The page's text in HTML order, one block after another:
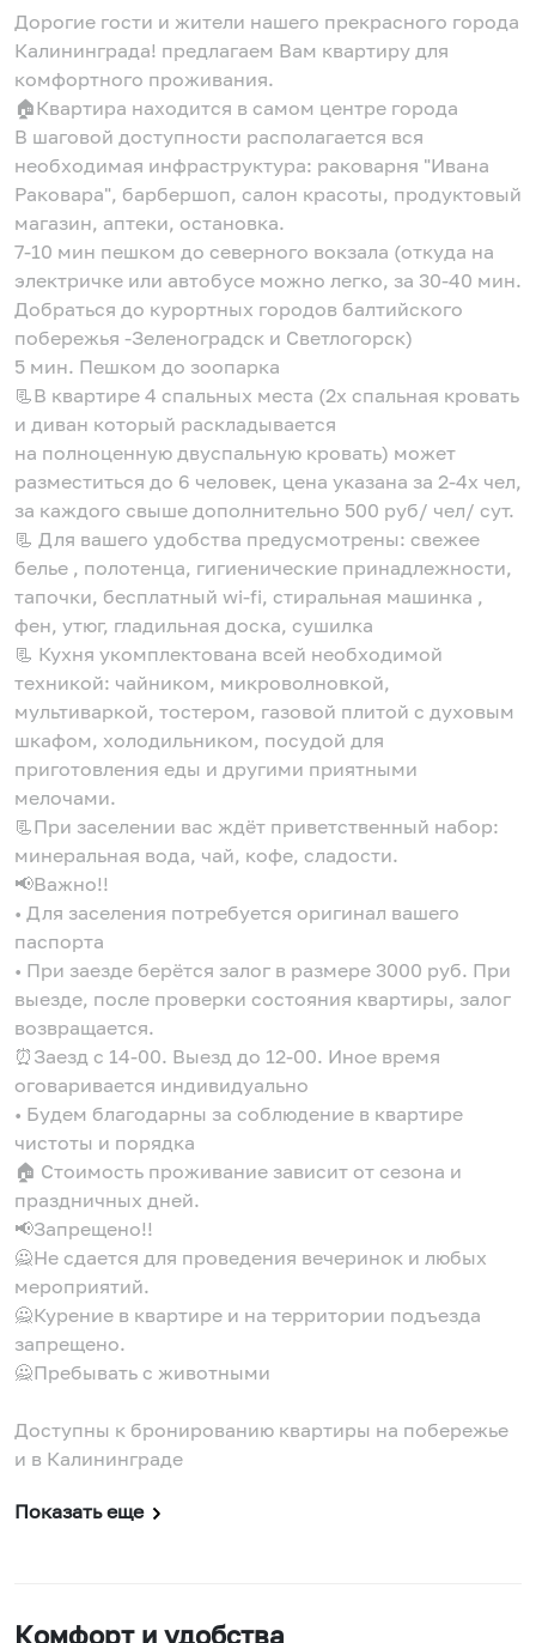
Дорогие гости и жители нашего прекрасного города
Калининграда! предлагаем Вам квартиру для
комфортного проживания.
🏠Квартира находится в самом центре города
В шаговой доступности располагается вся
необходимая инфраструктура: раковарня "Ивана
Раковара", барбершоп, салон красоты, продуктовый
магазин, аптеки, остановка.
7-10 мин пешком до северного вокзала (откуда на
электричке или автобусе можно легко, за 30-40 мин.
Добраться до курортных городов балтийского
побережья -Зеленоградск и Светлогорск)
5 мин. Пешком до зоопарка
📃В квартире 4 спальных места (2х спальная кровать
и диван который раскладывается
на полноценную двуспальную кровать) может
разместиться до 6 человек, цена указана за 2-4х чел,
за каждого свыше дополнительно 500 руб/ чел/ сут.
📃 Для вашего удобства предусмотрены: свежее
белье , полотенца, гигиенические принадлежности,
тапочки, бесплатный wi-fi, стиральная машинка ,
фен, утюг, гладильная доска, сушилка
📃 Кухня укомплектована всей необходимой
техникой: чайником, микроволновкой,
мультиваркой, тостером, газовой плитой с духовым
шкафом, холодильником, посудой для
приготовления еды и другими приятными
мелочами.
📃При заселении вас ждёт приветственный набор:
минеральная вода, чай, кофе, сладости.
📢Важно!!
• Для заселения потребуется оригинал вашего
паспорта
• При заезде берётся залог в размере 3000 руб. При
выезде, после проверки состояния квартиры, залог
возвращается.
⏰Заезд с 14-00. Выезд до 12-00. Иное время
оговаривается индивидуально
• Будем благодарны за соблюдение в квартире
чистоты и порядка
🏠 Стоимость проживание зависит от сезона и
праздничных дней.
📢Запрещено!!
🙅Не сдается для проведения вечеринок и любых
мероприятий.
🙅Курение в квартире и на территории подъезда
запрещено.
🙅Пребывать с животными
Доступны к бронированию квартиры на побережье
и в Калининграде
Показать еще
Комфорт и удобства